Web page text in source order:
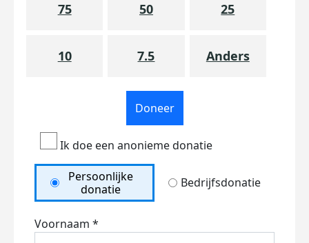
75 50 25
10 7.5 Anders
Doneer
Ik doe een anonieme donatie
Persoonlijke
donatie
Bedrijfsdonatie
Voornaam *